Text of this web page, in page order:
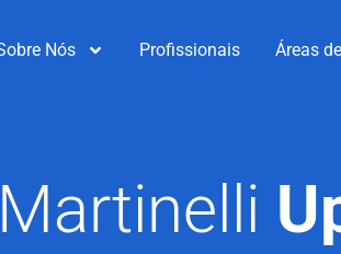
Nós Profissionais Áreas
Martinelli